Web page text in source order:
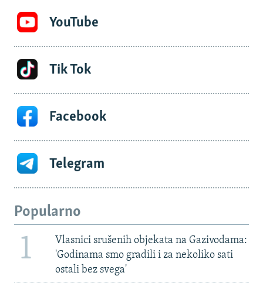
YouTube
Tik Tok
Facebook
Telegram
Popularno
1
Vlasnici srušenih objekata na Gazivodama:
'Godinama smo gradili i za nekoliko sati
ostali bez svega'